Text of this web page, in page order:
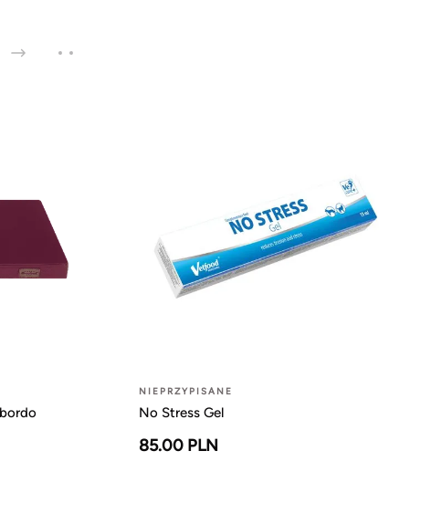
NIEPRZYPISANE
No Stress Gel
85.00 PLN